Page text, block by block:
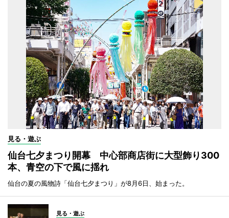
見る・遊ぶ
仙台七夕まつり開幕 中心部商店街に大型飾り300
本、青空の下で風に揺れ
仙台の夏の風物詩「仙台七夕まつり」が8月6日、始まった。
見る・遊ぶ